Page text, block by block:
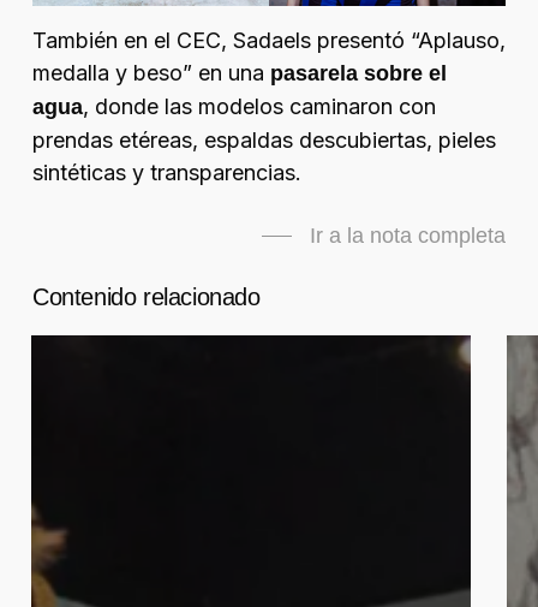
También en el CEC, Sadaels presentó “Aplauso,
medalla y beso” en una pasarela sobre el
agua, donde las modelos caminaron con
prendas etéreas, espaldas descubiertas, pieles
sintéticas y transparencias.
Ir a la nota completa
Contenido relacionado